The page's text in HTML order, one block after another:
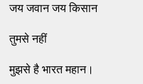
जय जवान जय किसान
तुमसे नहीं
मुझसे है भारत महान।